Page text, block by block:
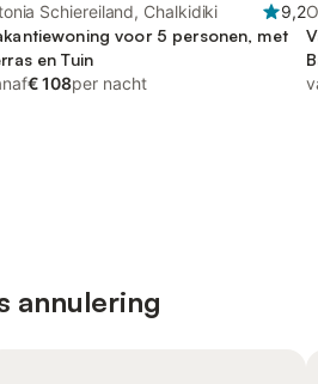
Schiereiland, Chalkidiki
9,2
voor 5 personen, met
en Tuin
€ 108per nacht
annulering